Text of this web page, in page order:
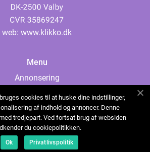
web: www.klikko.dk
Menu
Annonsering
Cookies
Kontakta oss
Sitemap
cookies til at huske dine indstillinger,
af indhold og annoncer. Denne
tredjepart. Ved fortsat brug af websiden
du cookiepolitikken.
Ok Privatlivspolitik